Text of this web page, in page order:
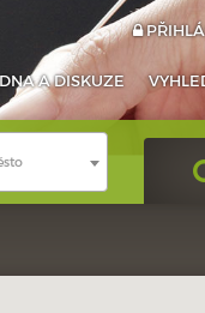
A DISKUZE